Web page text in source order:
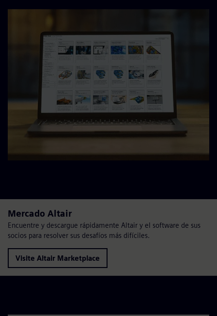
Mercado Altair
Encuentre y descargue rápidamente Altair y el software de sus
socios para resolver sus desafíos más difíciles.
Visite Altair Marketplace